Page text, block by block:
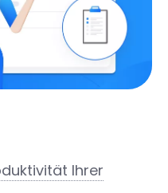
Ihrer